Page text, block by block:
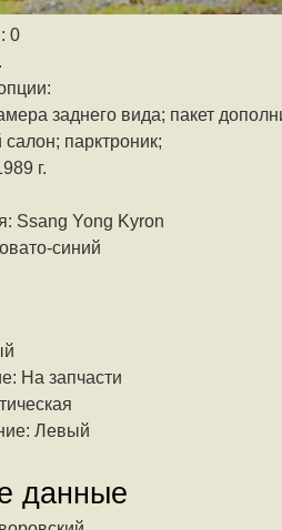
0
заднего вида; пакет
парктроник;
г.
Ssang Yong Kyron
синий
На запчасти
Левый
данные